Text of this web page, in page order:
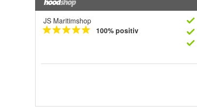
JS Maritimshop
100% positiv